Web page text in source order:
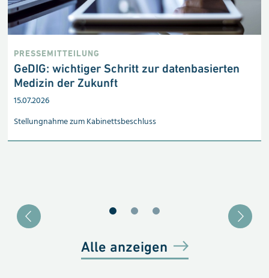
PRESSEMITTEILUNG
GeDIG: wichtiger Schritt zur datenbasierten
Medizin der Zukunft
15.07.2026
Stellungnahme zum Kabinetts­beschluss
Alle anzeigen